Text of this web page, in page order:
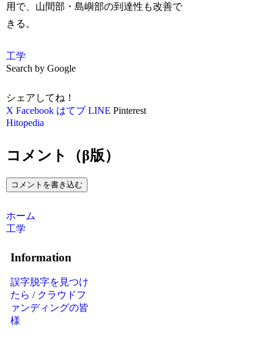
用で、山間部・島嶼部の到達性も改善で
きる。
工学
Search by Google
シェアしてね！
X Facebook はてブ LINE Pinterest
Hitopedia
コメント（β版）
コメントを書き込む
ホーム
工学
Information
誤字脱字を見つけ
たら / クラウドフ
ァンディングの皆
様